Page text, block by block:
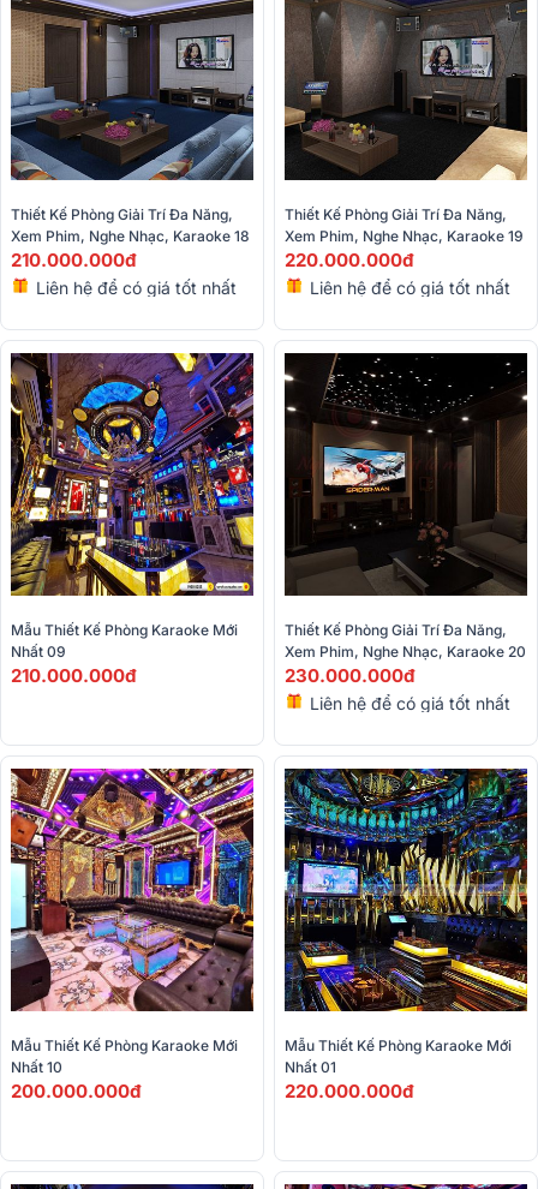
Thiết Kế Phòng Giải Trí Đa Năng,
Xem Phim, Nghe Nhạc, Karaoke 18
210.000.000đ
Liên hệ để có giá tốt nhất
Thiết Kế Phòng Giải Trí Đa Năng,
Xem Phim, Nghe Nhạc, Karaoke 19
220.000.000đ
Liên hệ để có giá tốt nhất
Mẫu Thiết Kế Phòng Karaoke Mới
Nhất 09
210.000.000đ
Thiết Kế Phòng Giải Trí Đa Năng,
Xem Phim, Nghe Nhạc, Karaoke 20
230.000.000đ
Liên hệ để có giá tốt nhất
Mẫu Thiết Kế Phòng Karaoke Mới
Nhất 10
200.000.000đ
Mẫu Thiết Kế Phòng Karaoke Mới
Nhất 01
220.000.000đ